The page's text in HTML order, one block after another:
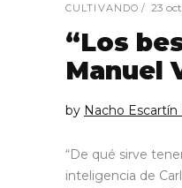
CULTIVANDO 23
“Los
Manuel
by Nacho Escartín
“De qué sirve
inteligencia de